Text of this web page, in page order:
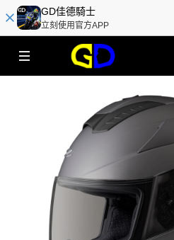
GD佳德騎士
立刻使用官方APP